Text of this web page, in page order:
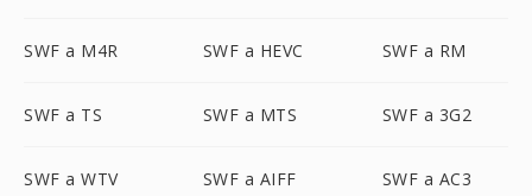
SWF a M4R SWF a HEVC SWF a RM
SWF a TS SWF a MTS SWF a 3G2
SWF a WTV SWF a AIFF SWF a AC3